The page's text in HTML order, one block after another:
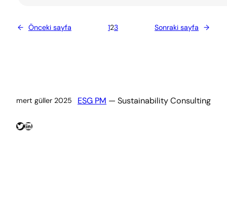
← Önceki sayfa 123 Sonraki sayfa →
mert güller 2025 ESG PM — Sustainability Consulting
Twitter
LinkedIn